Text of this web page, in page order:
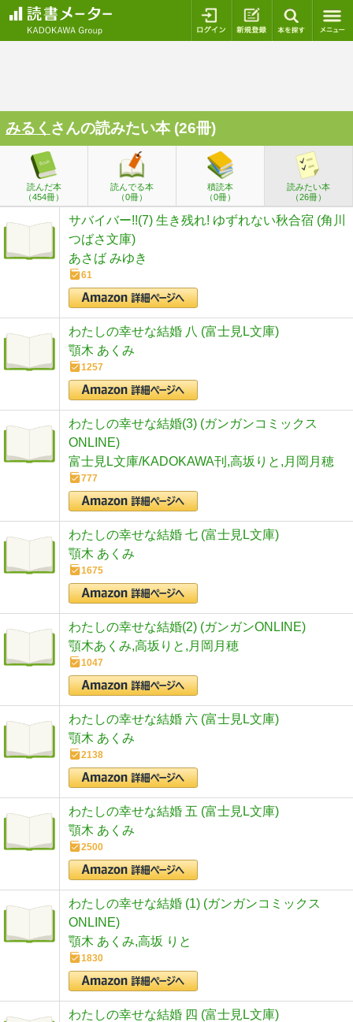
ログイン 新規登録
みるく さんの読みたい本 (26冊)
読んだ本
（454冊）
読んでる本
（0冊）
積読本
（0冊）
読みたい本
（26冊）
サバイバー!!(7) 生き残れ! ゆずれない秋合宿 (角川
つばさ文庫)
あさば みゆき
61
わたしの幸せな結婚 八 (富士見L文庫)
顎木 あくみ
1257
わたしの幸せな結婚(3) (ガンガンコミックス
ONLINE)
富士見L文庫/KADOKAWA刊,高坂りと,月岡月穂
777
わたしの幸せな結婚 七 (富士見L文庫)
顎木 あくみ
1675
わたしの幸せな結婚(2) (ガンガンONLINE)
顎木あくみ,高坂りと,月岡月穂
1047
わたしの幸せな結婚 六 (富士見L文庫)
顎木 あくみ
2138
わたしの幸せな結婚 五 (富士見L文庫)
顎木 あくみ
2500
わたしの幸せな結婚 (1) (ガンガンコミックス
ONLINE)
顎木 あくみ,高坂 りと
1830
わたしの幸せな結婚 四 (富士見L文庫)